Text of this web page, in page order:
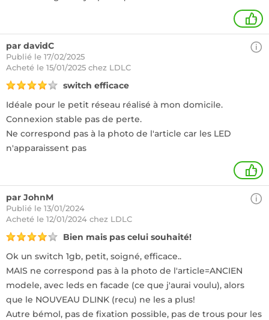
+
par davidC
Publié le 17/02/2025
Acheté le 15/01/2025 chez LDLC
switch efficace
Idéale pour le petit réseau réalisé à mon domicile.
Connexion stable pas de perte.
Ne correspond pas à la photo de l'article car les LED
n'apparaissent pas
+
par JohnM
Publié le 13/01/2024
Acheté le 12/01/2024 chez LDLC
Bien mais pas celui souhaité!
Ok un switch 1gb, petit, soigné, efficace..
MAIS ne correspond pas à la photo de l'article=ANCIEN
modele, avec leds en facade (ce que j'aurai voulu), alors
que le NOUVEAU DLINK (recu) ne les a plus!
Autre bémol, pas de fixation possible, pas de trous pour les